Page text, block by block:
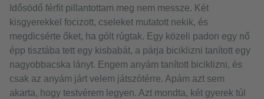
Idősödő férfit pillantottam meg nem messze. Két
kisgyerekkel focizott, cseleket mutatott nekik, és
megdicsérte őket, ha gólt rúgtak. Egy közeli padon egy nő
épp tisztába tett egy kisbabát, a párja biciklizni tanított egy
nagyobbacska lányt. Engem anyám tanított biciklizni, és
csak az anyám járt velem játszótérre. Apám azt sem
akarta, hogy testvérem legyen. Azt mondta, két gyerek túl